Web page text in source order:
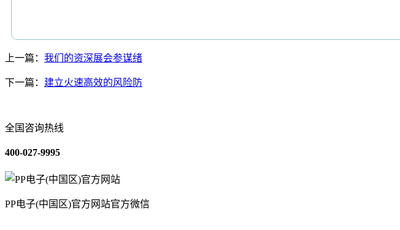
上一篇： 我们的资深展会参谋绪
下一篇： 建立火速高效的风险防
全国咨询热线
400-027-9995
PP电子(中国区)官方网站官方微信